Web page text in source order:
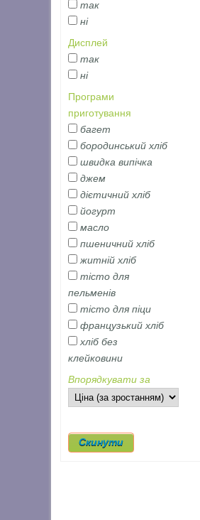
так
ні
Дисплей
так
ні
Програми
приготування
багет
бородинський хліб
швидка випічка
джем
дієтичний хліб
йогурт
масло
пшеничний хліб
житній хліб
тісто для
пельменів
тісто для піци
французький хліб
хліб без
клейковини
Впорядкувати за